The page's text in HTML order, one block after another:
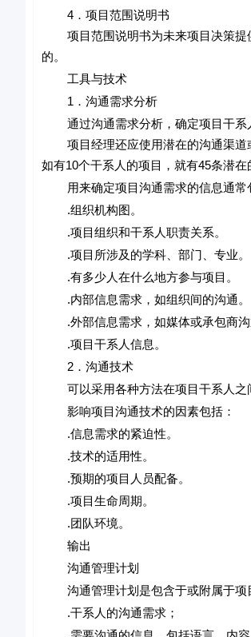
4．项目范围说明书
项目范围说明书为未来项目决策提
的。
工具与技术
1．沟通需求分析
通过沟通需求分析，确定项目干系人
项目经理还应使用潜在的沟通渠道
如有10个干系人的项目，就有45条潜
用来确定项目沟通需求的信息通常
.组织机构图。
.项目组织和干系人职责关系。
.项目所涉及的学科、部门、专业。
.有多少人在什么地方参与项目。
.内部信息需求，如组织间的沟通。
.外部信息需求，如媒体或承包商沟
.项目干系人信息。
2．沟通技术
可以采用各种方法在项目干系人之间
影响项目沟通技术的因素包括：
.信息需求的紧迫性。
.技术的适用性。
.预期的项目人员配备。
.项目生命周期。
.团队环境。
输出
沟通管理计划
沟通管理计划是包含于或附属于项
.干系人的沟通需求；